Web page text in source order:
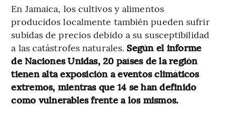
En Jamaica, los cultivos y alimentos
producidos localmente también pueden sufrir
subidas de precios debido a su susceptibilidad
a las catástrofes naturales. Según el informe
de Naciones Unidas, 20 países de la región
tienen alta exposición a eventos climáticos
extremos, mientras que 14 se han definido
como vulnerables frente a los mismos.